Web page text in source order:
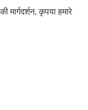
कृपया हमारे